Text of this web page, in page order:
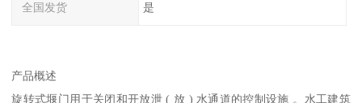
全国发货 是
产品概述
旋转式堰门用于关闭和开放泄 ( 放 ) 水通道的控制设施 。水工建筑